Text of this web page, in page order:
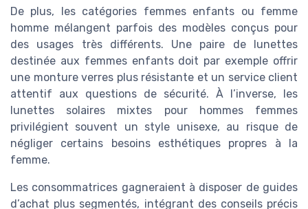
De plus, les catégories femmes enfants ou femme
homme mélangent parfois des modèles conçus pour
des usages très différents. Une paire de lunettes
destinée aux femmes enfants doit par exemple offrir
une monture verres plus résistante et un service client
attentif aux questions de sécurité. À l’inverse, les
lunettes solaires mixtes pour hommes femmes
privilégient souvent un style unisexe, au risque de
négliger certains besoins esthétiques propres à la
femme.
Les consommatrices gagneraient à disposer de guides
d’achat plus segmentés, intégrant des conseils précis